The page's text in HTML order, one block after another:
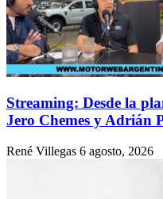
Streaming: Desde la
Jero Chemes y Adrián
René Villegas 6 agosto, 2026